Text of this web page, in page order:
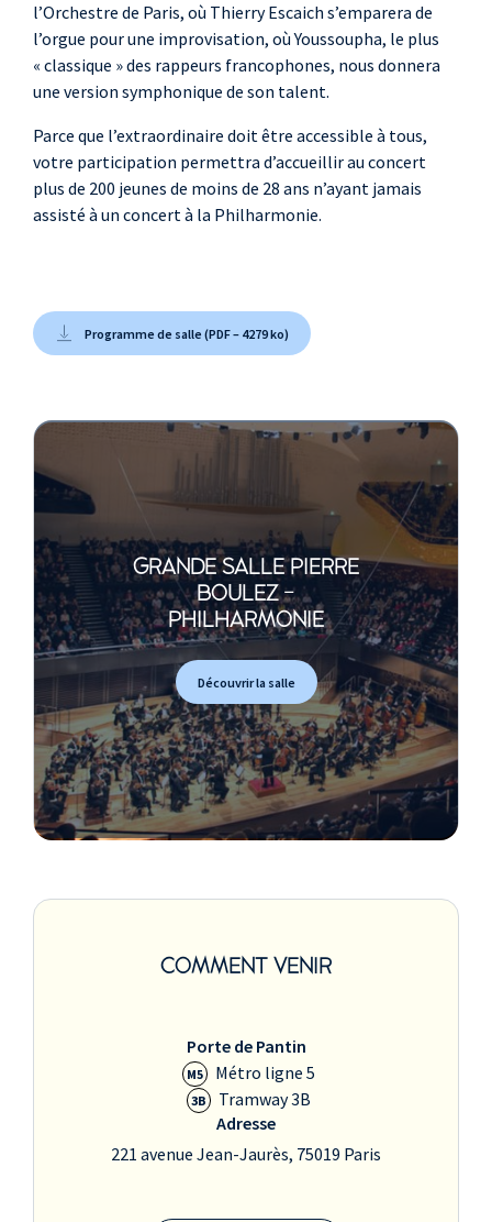
l’Orchestre de Paris, où Thierry Escaich s’emparera de
l’orgue pour une improvisation, où Youssoupha, le plus
« classique » des rappeurs francophones, nous donnera
une version symphonique de son talent.
Parce que l’extraordinaire doit être accessible à tous,
votre participation permettra d’accueillir au concert
plus de 200 jeunes de moins de 28 ans n’ayant jamais
assisté à un concert à la Philharmonie.
Programme de salle (PDF – 4279 ko)
GRANDE SALLE PIERRE
BOULEZ -
PHILHARMONIE
Découvrir la salle
COMMENT VENIR
Porte de Pantin
M5 Métro ligne 5
3B
Tramway 3B
Adresse
221 avenue Jean-Jaurès, 75019 Paris